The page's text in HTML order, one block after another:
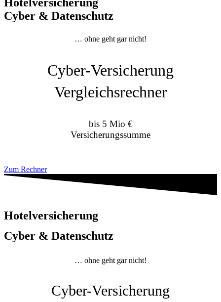
Cyber & Datenschutz
… ohne geht gar nicht!
Cyber-Versicherung
Vergleichsrechner
bis 5 Mio €
Versicherungssumme
Zum Rechner
Hotelversicherung
Cyber & Datenschutz
… ohne geht gar nicht!
Cyber-Versicherung